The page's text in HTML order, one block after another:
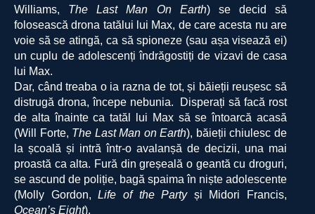
Williams, The Last Man On Earth) se decid să
folosească drona tatălui lui Max, de care acesta nu are
voie să se atingă, ca să spioneze (sau așa visează ei)
un cuplu de adolescenți îndrăgostiți de vizavi de casa
lui Max.
Dar, când treaba o ia razna de tot, și băieții reușesc să
distrugă drona, începe nebunia. Disperați să facă rost
de alta înainte ca tatăl lui Max să se întoarcă acasă
(Will Forte, The Last Man on Earth), băieții chiulesc de
la școală și intră într-o avalanșă de decizii, una mai
proastă ca alta. Fură din greșeală o geantă cu droguri,
se ascund de poliție, bagă spaima în niște adolescente
(Molly Gordon,Life of the Partyși Midori Francis,
Ocean’s Eight).